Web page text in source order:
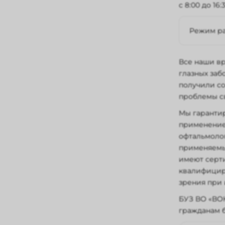
с 8:00 до
Режим
Все наши
глазных
получили
проблемы
Мы
имеют
зрения при
БУЗ ВО
гражданам